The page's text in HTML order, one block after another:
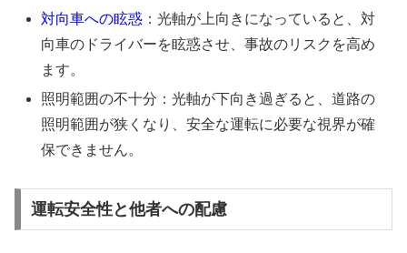
対向車への眩惑 ：光軸が上向きになっていると、対
向車のドライバーを眩惑させ、事故のリスクを高め
ます。
照明範囲の不十分：光軸が下向き過ぎると、道路の
照明範囲が狭くなり、安全な運転に必要な視界が確
保できません。
運転安全性と他者への配慮